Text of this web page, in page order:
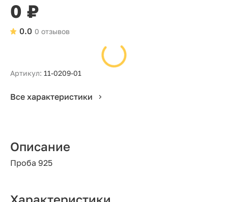
0 ₽
0 отзывов
0.0
Артикул: 11-0209-01
Все характеристики
Описание
Проба 925